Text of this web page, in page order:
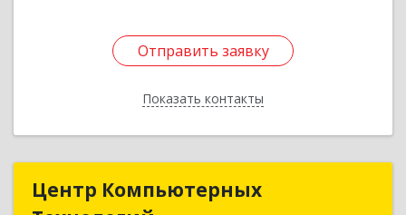
Отправить заявку
Показать контакты
Отправить заявку
Назад
Центр Компьютерных
Центр Компьютерных